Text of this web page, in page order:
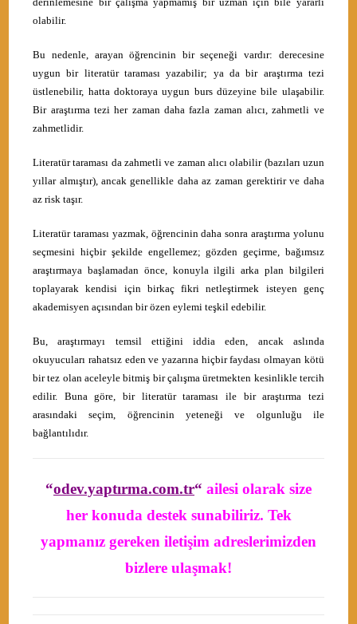
olabilir.
Bu nedenle, arayan öğrencinin bir seçeneği vardır: derecesine
uygun bir literatür taraması yazabilir; ya da bir araştırma tezi
üstlenebilir, hatta doktoraya uygun burs düzeyine bile ulaşabilir.
Bir araştırma tezi her zaman daha fazla zaman alıcı, zahmetli ve
zahmetlidir.
Literatür taraması da zahmetli ve zaman alıcı olabilir (bazıları uzun
yıllar almıştır), ancak genellikle daha az zaman gerektirir ve daha
az risk taşır.
Literatür taraması yazmak, öğrencinin daha sonra araştırma yolunu
seçmesini hiçbir şekilde engellemez; gözden geçirme, bağımsız
araştırmaya başlamadan önce, konuyla ilgili arka plan bilgileri
toplayarak kendisi için birkaç fikri netleştirmek isteyen genç
akademisyen açısından bir özen eylemi teşkil edebilir.
Bu, araştırmayı temsil ettiğini iddia eden, ancak aslında
okuyucuları rahatsız eden ve yazarına hiçbir faydası olmayan kötü
bir tez olan aceleyle bitmiş bir çalışma üretmekten kesinlikle tercih
edilir. Buna göre, bir literatür taraması ile bir araştırma tezi
arasındaki seçim, öğrencinin yeteneği ve olgunluğu ile
bağlantılıdır.
“odev.yaptırma.com.tr“ ailesi olarak size
her konuda destek sunabiliriz. Tek
yapmanız gereken iletişim adreslerimizden
bizlere ulaşmak!